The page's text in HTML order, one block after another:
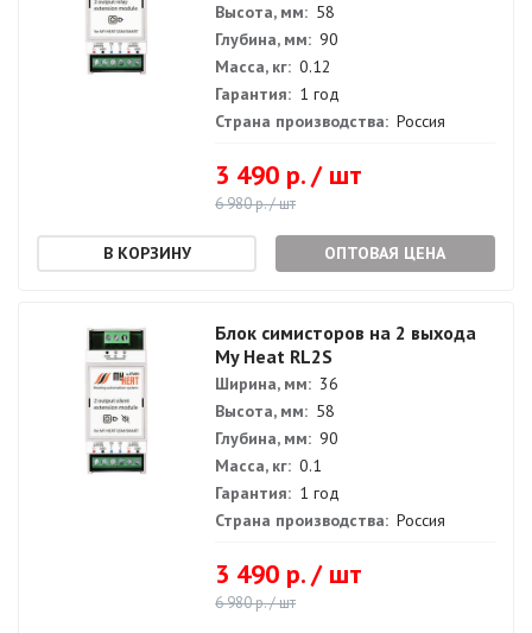
Высота, мм: 58
Глубина, мм: 90
Масса, кг: 0.12
Гарантия: 1 год
Страна производства: Россия
3 490 р. / шт
6 980 р. / шт
ОПТОВАЯ ЦЕНА
Блок симисторов на 2 выхода
My Heat RL2S
Ширина, мм: 36
Высота, мм: 58
Глубина, мм: 90
Масса, кг: 0.1
Гарантия: 1 год
Страна производства: Россия
3 490 р. / шт
6 980 р. / шт